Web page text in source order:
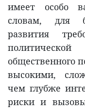
имеет особо
словам, для
развития
общественного
высокими,
чем глубже
риски и